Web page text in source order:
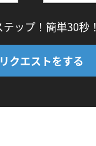
ップ！簡単30秒！
クエストをする